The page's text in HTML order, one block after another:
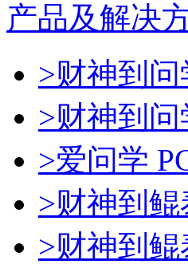
产品及解决
>财神到
>财神到
>爱问学
>财神到
>财神到